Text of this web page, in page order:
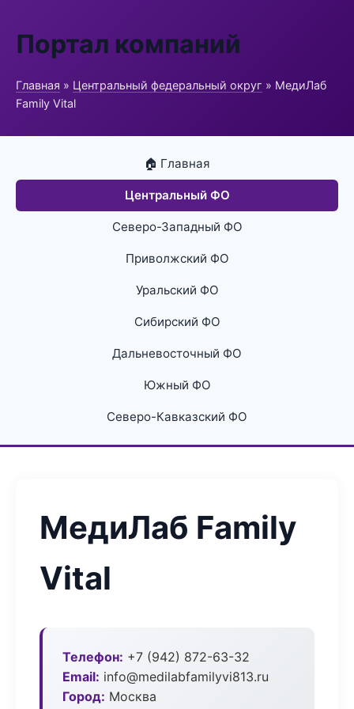
Портал компаний
Главная » Центральный федеральный округ » МедиЛаб
Family Vital
🏠 Главная
Центральный ФО
Северо-Западный ФО
Приволжский ФО
Уральский ФО
Сибирский ФО
Дальневосточный ФО
Южный ФО
Северо-Кавказский ФО
МедиЛаб Family
Vital
Телефон: +7 (942) 872-63-32
Email: info@medilabfamilyvi813.ru
Город: Москва